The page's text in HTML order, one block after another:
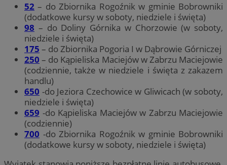
52 – do Zbiornika Rogoźnik w gminie Bobrowniki
(dodatkowe kursy w soboty, niedziele i święta)
98 – do Doliny Górnika w Chorzowie (w soboty,
niedziele i święta)
175 – do Zbiornika Pogoria I w Dąbrowie Górniczej
250 – do Kąpieliska Maciejów w Zabrzu Maciejowie
(codziennie, także w niedziele i święta z zakazem
handlu)
650 -do Jeziora Czechowice w Gliwicach (w soboty,
niedziele i święta)
659 -do Kąpieliska Maciejów w Zabrzu Maciejowie
(codziennie)
700 -do Zbiornika Rogoźnik w gminie Bobrowniki
(dodatkowe kursy w soboty, niedziele i święta)